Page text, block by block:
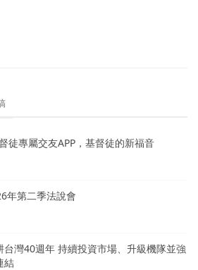
徒專屬交友APP，基督徒的新福音
年第二季法說會
台灣40週年 持續投資市場、升級機隊並強
結